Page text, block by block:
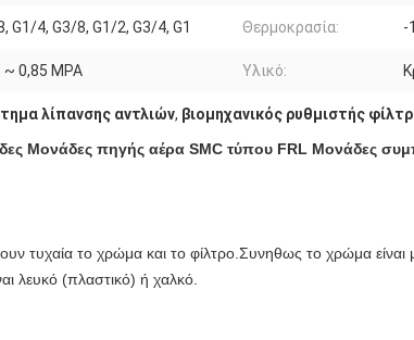
G1/4, G3/8, G1/2, G3/4, G1 Θερμοκρασία: -
~ 0,85 MPA Υλικό:
λίπανσης αντλιών, βιομηχανικός ρυθμιστής
Μονάδες πηγής αέρα SMC τύπου FRL Μονάδες
τυχαία το χρώμα και το φίλτρο.Συνηθως το χρώμα
λευκό (πλαστικό) ή χαλκό.